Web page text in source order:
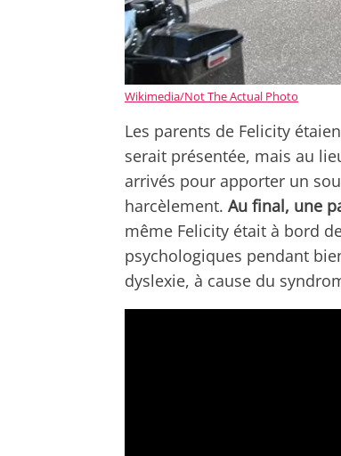
Wikimedia/Not The Actual Photo
Les parents de Felicity
serait présentée, mais au
arrivés pour apporter un
harcèlement. Au final, une
même Felicity était à bord
psychologiques pendant
dyslexie, à cause du